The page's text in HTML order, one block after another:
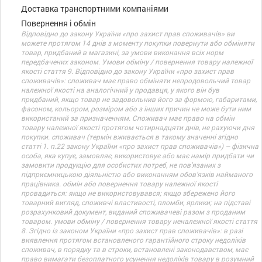
Доставка транспортними компаніями
Повернення і обмін
Відповідно до закону України «про захист прав споживачів» ви
можете протягом 14 днів з моменту покупки повернути або обміняти
товар, придбаний в магазині, за умови виконання всіх норм
передбачених законом. Умови обміну / повернення товару належної
якості стаття 9. Відповідно до закону України «про захист прав
споживачів»: споживач має право обміняти непродовольчий товар
належної якості на аналогічний у продавця, у якого він був
придбаний, якщо товар не задовольнив його за формою, габаритами,
фасоном, кольором, розміром або з інших причин не може бути ним
використаний за призначенням. Споживач має право на обмін
товару належної якості протягом чотирнадцяти днів, не рахуючи дня
покупки. споживач (термін вживається в такому значенні згідно
статті 1. п.22 закону України «про захист прав споживачів») – фізична
особа, яка купує, замовляє, використовує або має намір придбати чи
замовити продукцію для особистих потреб, не пов’язаних з
підприємницькою діяльністю або виконанням обов’язків найманого
працівника. обмін або повернення товару належної якості
провадиться: якщо не використовувався; якщо збережено його
товарний вигляд, споживчі властивості, пломби, ярлики; на підставі
розрахунковий документ, виданий споживачеві разом з проданим
товаром. умови обміну / повернення товару неналежної якості стаття
8. Згідно із законом України «про захист прав споживачів»: в разі
виявлення протягом встановленого гарантійного строку недоліків
споживач, в порядку та в строки, встановлені законодавством, має
право вимагати безоплатного усунення недоліків товару в розумний